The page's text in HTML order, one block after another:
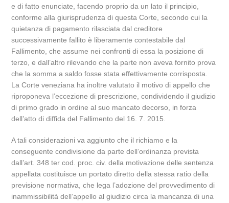
e di fatto enunciate, facendo proprio da un lato il principio,
conforme alla giurisprudenza di questa Corte, secondo cui la
quietanza di pagamento rilasciata dal creditore
successivamente fallito è liberamente contestabile dal
Fallimento, che assume nei confronti di essa la posizione di
terzo, e dall’altro rilevando che la parte non aveva fornito prova
che la somma a saldo fosse stata effettivamente corrisposta.
La Corte veneziana ha inoltre valutato il motivo di appello che
riproponeva l’eccezione di prescrizione, condividendo il giudizio
di primo grado in ordine al suo mancato decorso, in forza
dell’atto di diffida del Fallimento del 16. 7. 2015.
A tali considerazioni va aggiunto che il richiamo e la
conseguente condivisione da parte dell’ordinanza prevista
dall’art. 348 ter cod. proc. civ. della motivazione delle sentenza
appellata costituisce un portato diretto della stessa ratio della
previsione normativa, che lega l’adozione del provvedimento di
inammissibilità dell’appello al giudizio circa la mancanza di una